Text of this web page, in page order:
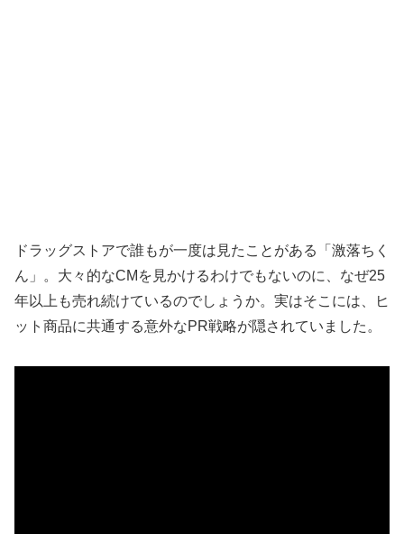
ドラッグストアで誰もが一度は見たことがある「激落ちく
ん」。大々的なCMを見かけるわけでもないのに、なぜ25
年以上も売れ続けているのでしょうか。実はそこには、ヒ
ット商品に共通する意外なPR戦略が隠されていました。